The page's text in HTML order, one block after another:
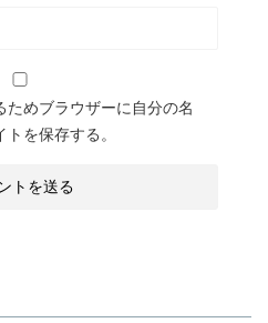
めブラウザーに自分の名
を保存する。